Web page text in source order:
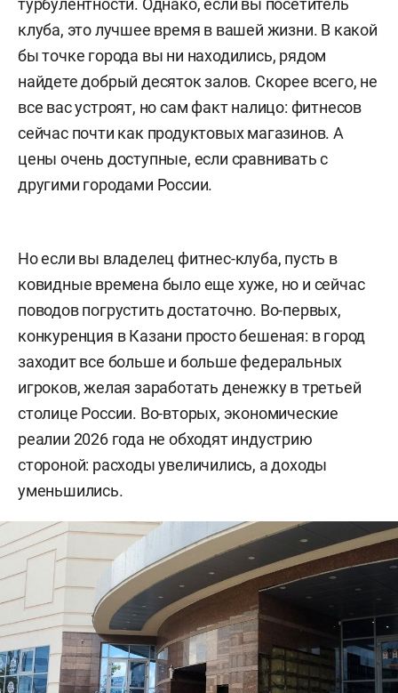
клуба, это лучшее время в вашей жизни. В какой
бы точке города вы ни находились, рядом
найдете добрый десяток залов. Скорее всего, не
все вас устроят, но сам факт налицо: фитнесов
сейчас почти как продуктовых магазинов. А
цены очень доступные, если сравнивать с
другими городами России.
Но если вы владелец фитнес-клуба, пусть в
ковидные времена было еще хуже, но и сейчас
поводов погрустить достаточно. Во-первых,
конкуренция в Казани просто бешеная: в город
заходит все больше и больше федеральных
игроков, желая заработать денежку в третьей
столице России. Во-вторых, экономические
реалии 2026 года не обходят индустрию
стороной: расходы увеличились, а доходы
уменьшились.